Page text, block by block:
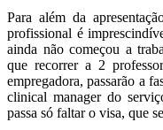
Para além da
profissional é
ainda não começou a
que recorrer a 2
empregadora, passarão a
clinical manager do
passa só faltar o visa, que